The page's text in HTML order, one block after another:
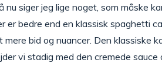
nu siger jeg lige noget, som måske
er bedre end en klassisk spaghetti
mere bid og nuancer. Den klassiske
vi stadig med den cremede